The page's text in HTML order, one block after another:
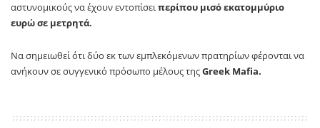
αστυνομικούς να έχουν εντοπίσειπερίπου μισό εκατομμύριο
ευρώ σε μετρητά.
Να σημειωθεί ότι δύο εκ των εμπλεκόμενων πρατηρίων φέρονται να
ανήκουν σε συγγενικό πρόσωπο μέλους τηςGreek Mafia.